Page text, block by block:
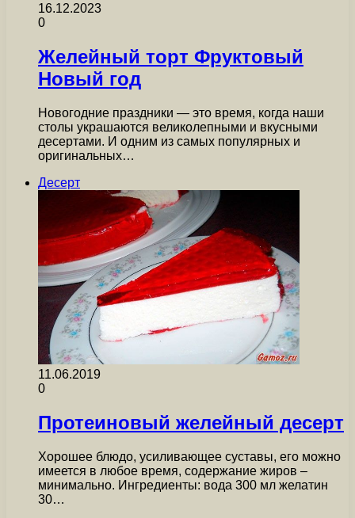
16.12.2023
0
Желейный торт Фруктовый
Новый год
Новогодние праздники — это время, когда наши
столы украшаются великолепными и вкусными
десертами. И одним из самых популярных и
оригинальных…
Десерт
11.06.2019
0
Протеиновый желейный десерт
Хорошее блюдо, усиливающее суставы, его можно
имеется в любое время, содержание жиров –
минимально. Ингредиенты: вода 300 мл желатин
30…